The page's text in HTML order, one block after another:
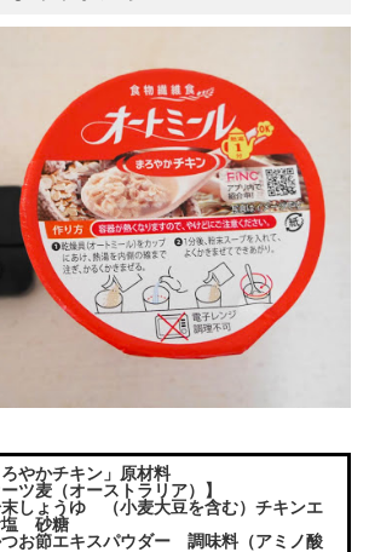
やかチキン」原材料
ツ麦（オーストラリア）】
しょうゆ （小麦大豆を含む）チキンエ
塩 砂糖
お節エキスパウダー 調味料（アミノ酸